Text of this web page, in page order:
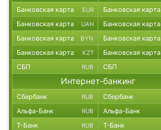
Банковская карта EUR Банковская карта
Банковская карта UAH Банковская карта
Банковская карта BYN Банковская карта
Банковская карта KZT Банковская карта
СБП RUB СБП
Интернет-банкинг
Сбербанк RUB Сбербанк
Альфа-Банк RUB Альфа-Банк
Т-Банк RUB Т-Банк